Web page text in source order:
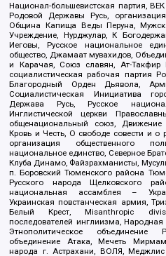
Национал-большевистская партия,
Родовой Державы Русь,
Община Капища Веды Перуна,
Учреждение, Нурджулар, К
Иеговы, Русское национальное
общество, Джамаат мувахидов,
и Карачая, Союз славян, Ат-Такфир
социалистическая рабочая партия
Благородный Орден Дьявола,
Социалистическая Инициатива
Держава Русь, Русское
Инглистической церкви
общенациональный союз, Движение
Кровь и Честь, О свободе совести и
организация общественного
национальное единство, Северное
Клуба Динамо, Файзрахманисты,
п. Боровский Тюменского района
Русского народа Щелковского
национальная ассамблея –
Украинская повстанческая армия,
Белый Крест, Misanthropic
последователей инглиизма,
Этнополитическое объединение
объединение Атака, Мечеть
народа г. Астрахани, ВОЛЯ, Меджлис